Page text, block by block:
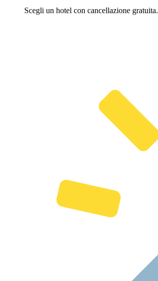
Scegli un hotel con cancellazione gratuita.